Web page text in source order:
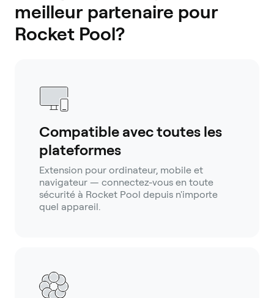
meilleur partenaire pour
Rocket Pool?
Compatible avec toutes les
plateformes
Extension pour ordinateur, mobile et
navigateur — connectez-vous en toute
sécurité à Rocket Pool depuis n'importe
quel appareil.